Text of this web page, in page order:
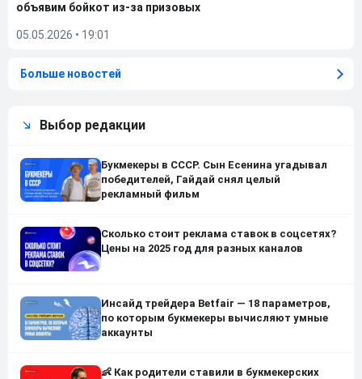
объявим бойкот из-за призовых
05.05.2026 • 19:01
Больше новостей
Выбор редакции
Букмекеры в СССР. Сын Есенина угадывал
победителей, Гайдай снял целый
рекламный фильм
Сколько стоит реклама ставок в соцсетях?
Цены на 2025 год для разных каналов
Инсайд трейдера Betfair — 18 параметров,
по которым букмекеры вычисляют умные
аккаунты
👶 Как родители ставили в букмекерских